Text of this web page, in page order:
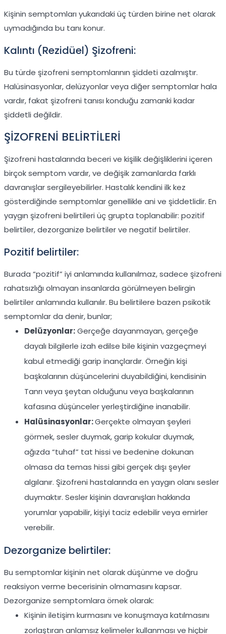
Kişinin semptomları yukarıdaki üç türden birine net olarak
uymadığında bu tanı konur.
Kalıntı (Rezidüel) Şizofreni:
Bu türde şizofreni semptomlarının şiddeti azalmıştır.
Halüsinasyonlar, delüzyonlar veya diğer semptomlar hala
vardır, fakat şizofreni tanısı konduğu zamanki kadar
şiddetli değildir.
ŞİZOFRENİ BELİRTİLERİ
Şizofreni hastalarında beceri ve kişilik değişliklerini içeren
birçok semptom vardır, ve değişik zamanlarda farklı
davranışlar sergileyebilirler. Hastalık kendini ilk kez
gösterdiğinde semptomlar genellikle ani ve şiddetlidir. En
yaygın şizofreni belirtileri üç grupta toplanabilir: pozitif
belirtiler, dezorganize belirtiler ve negatif belirtiler.
Pozitif belirtiler:
Burada “pozitif” iyi anlamında kullanılmaz, sadece şizofreni
rahatsızlığı olmayan insanlarda görülmeyen belirgin
belirtiler anlamında kullanılır. Bu belirtilere bazen psikotik
semptomlar da denir, bunlar;
Delüzyonlar:Gerçeğe dayanmayan, gerçeğe
dayalı bilgilerle izah edilse bile kişinin vazgeçmeyi
kabul etmediği garip inançlardır. Örneğin kişi
başkalarının düşüncelerini duyabildiğini, kendisinin
Tanrı veya şeytan olduğunu veya başkalarının
kafasına düşünceler yerleştirdiğine inanabilir.
Halüsinasyonlar:Gerçekte olmayan şeyleri
görmek, sesler duymak, garip kokular duymak,
ağızda “tuhaf” tat hissi ve bedenine dokunan
olmasa da temas hissi gibi gerçek dışı şeyler
algılanır. Şizofreni hastalarında en yaygın olanı sesler
duymaktır. Sesler kişinin davranışları hakkında
yorumlar yapabilir, kişiyi taciz edebilir veya emirler
verebilir.
Dezorganize belirtiler:
Bu semptomlar kişinin net olarak düşünme ve doğru
reaksiyon verme becerisinin olmamasını kapsar.
Dezorganize semptomlara örnek olarak:
Kişinin iletişim kurmasını ve konuşmaya katılmasını
zorlaştıran anlamsız kelimeler kullanması ve hiçbir